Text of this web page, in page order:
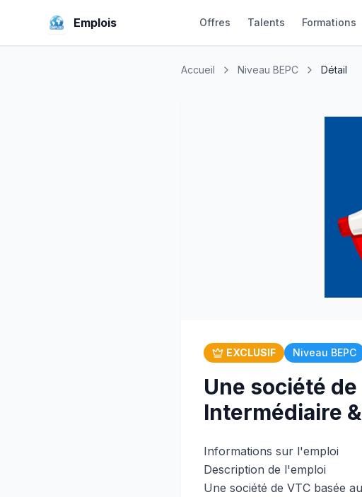
Emplois Offres Talents Formations
Accueil Niveau BEPC Détail
EXCLUSIF Niveau BEPC
Une société
Intermédiaire
Informations sur l'emploi
Description de l'emploi
Une société de VTC basée